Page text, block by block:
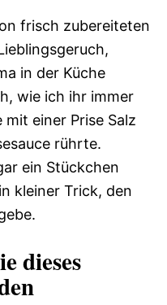
frisch zubereiteten
in der Küche
wie ich ihr immer
einer Prise Salz
rührte.
ein Stückchen
kleiner Trick, den
dieses